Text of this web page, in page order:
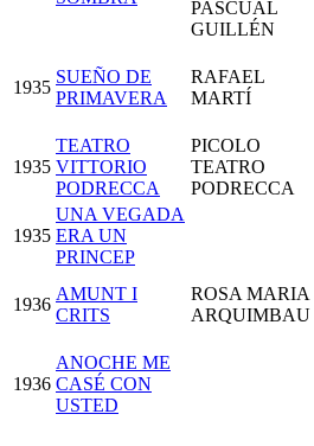
PASCUAL
GUILLÉN
1935
SUEÑO DE
PRIMAVERA
RAFAEL
MARTÍ
1935
TEATRO
VITTORIO
PODRECCA
PICOLO
TEATRO
PODRECCA
1935
UNA VEGADA
ERA UN
PRINCEP
1936
AMUNT I
CRITS
ROSA MARIA
ARQUIMBAU
1936
ANOCHE ME
CASÉ CON
USTED